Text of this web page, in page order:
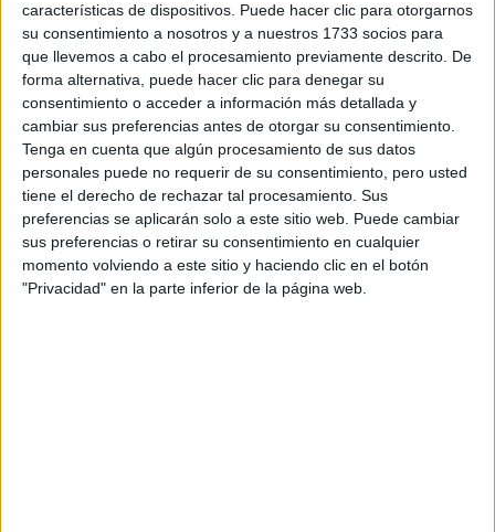
características de dispositivos. Puede hacer clic para otorgarnos
su consentimiento a nosotros y a nuestros 1733 socios para
que llevemos a cabo el procesamiento previamente descrito. De
forma alternativa, puede hacer clic para denegar su
consentimiento o acceder a información más detallada y
cambiar sus preferencias antes de otorgar su consentimiento.
Tenga en cuenta que algún procesamiento de sus datos
personales puede no requerir de su consentimiento, pero usted
tiene el derecho de rechazar tal procesamiento. Sus
preferencias se aplicarán solo a este sitio web. Puede cambiar
sus preferencias o retirar su consentimiento en cualquier
momento volviendo a este sitio y haciendo clic en el botón
"Privacidad" en la parte inferior de la página web.
Hola bertto!
Pues verás... no sé si has oído hablar de ellas, pero existen
unas tarjetas que tú compras por cierta cantidad de dinero
(no sé cuánto, pero esa cantidad suele ser el saldo que lleva
la tarjeta) y que te vienen con un código. Luego, para
llamar, sólo tienes que marcar ese código y el número al que
quieres llamar (la tarjeta te viene con instrucciones), y la
llamada se te cobra del saldo de tu tarjeta. Además la puedes
ir recargando con la cantidad que tú quieras. La verdad es
que no es una ganga, pero la llamada te sale mucho más
barata de esta manera que sin utilizar la tarjeta. No sé dónde
podrás comprarla, porque a mí me la dieron, pero puede que
en un kiosco, estanco o agencia de viajes, o una vez en